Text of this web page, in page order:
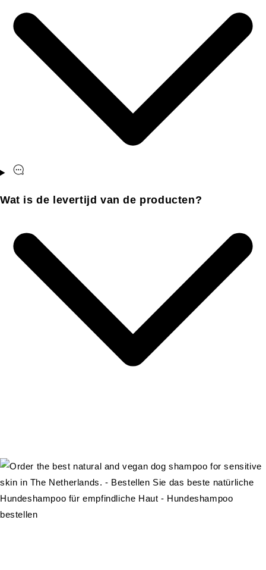
Wat is de levertijd van de producten?